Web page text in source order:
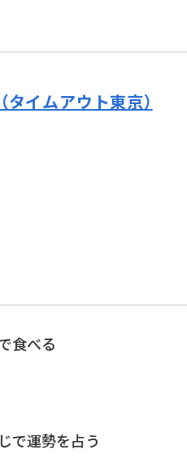
タイムアウト東京）
食べる
で運勢を占う